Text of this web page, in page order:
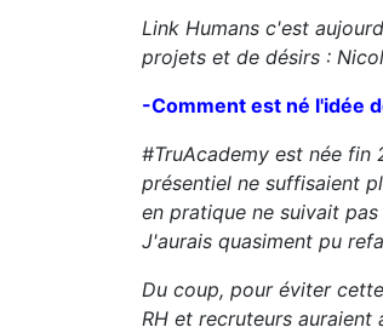
Link Humans c'est
projets et de désirs :
-Comment est né l'idée
#TruAcademy est née fin
présentiel ne suffisaient
en pratique ne suivait
J'aurais quasiment pu
Du coup, pour éviter
RH et recruteurs